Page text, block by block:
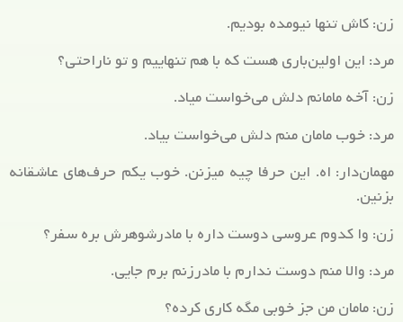
زن: کاش تنها نیومده بودیم.
مرد: این اولین‌باری هست که با هم تنهاییم و تو ناراحتی؟
زن: آخه مامانم دلش می‌خواست میاد.
مرد: خوب مامان منم دلش می‌خواست بیاد.
مهمان‌دار: اه. این حرفا چیه میزنن. خوب یکم حرف‌های عاشقانه
بزنین.
زن: وا کدوم عروسی دوست داره با مادرشوهرش بره سفر؟
مرد: والا منم دوست ندارم با مادرزنم برم جایی.
زن: مامان من جز خوبی مگه کاری کرده؟